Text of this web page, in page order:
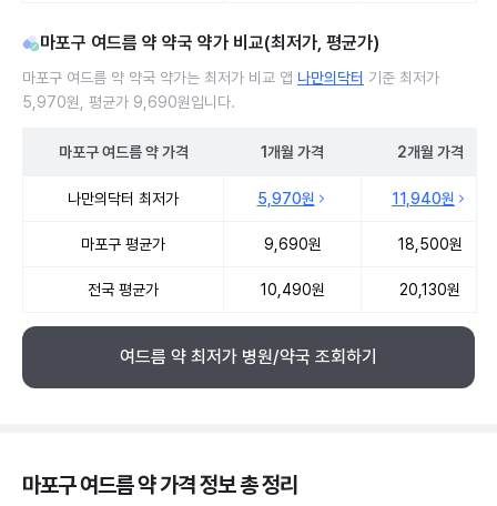
마포구 여드름 약 약국 약가 비교(최저가, 평균가)
마포구 여드름 약 약국 약가는 최저가 비교 앱 나만의닥터 기준 최저가
5,970원, 평균가 9,690원입니다.
마포구 여드름 약가격 1개월 가격 2개월 가격
나만의닥터 최저가 5,970원 11,940원
마포구 평균가 9,690원 18,500원
전국 평균가 10,490원 20,130원
여드름 약 최저가 병원/약국 조회하기
마포구 여드름 약 가격 정보 총 정리